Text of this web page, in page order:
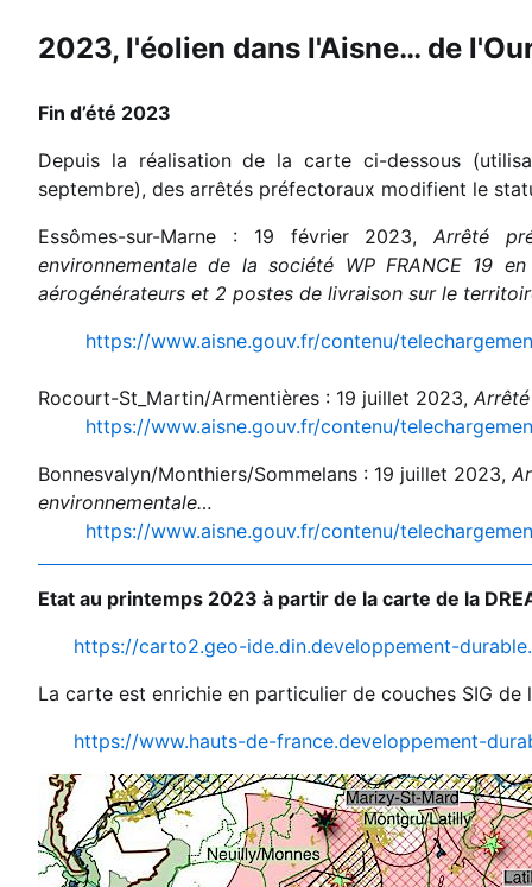
2023, l'éolien dans l'Aisne… de
Fin d’été 2023
Depuis la réalisation de la carte ci-dessous
septembre), des arrêtés préfectoraux modifient le
Essômes-sur-Marne : 19 février 2023,Arrêté
environnementale de la société WP FRANCE 19
aérogénérateurs et 2 postes de livraison sur le
https://www.aisne.gouv.fr/contenu/
Rocourt-St_Martin/Armentières : 19 juillet 2023,
https://www.aisne.gouv.fr/contenu/
Bonnesvalyn/Monthiers/Sommelans : 19 juillet 2023,
environnementale…
https://www.aisne.gouv.fr/contenu/
Etat au printemps 2023 à partir de la carte de la
https://carto2.geo-ide.din.developpement-
La carte est enrichie en particulier de couches SIG de
https://www.hauts-de-france.developpement-